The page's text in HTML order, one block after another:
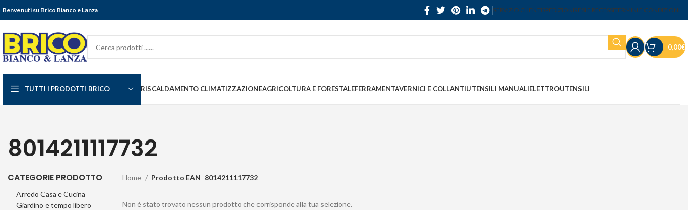
Benvenuti su Brico Bianco e Lanza SERVIZIO CLIENTISPEDIZIONIRESI E RECESSITERMINI E CONDIZIONI
0,00€
TUTTI I PRODOTTI BRICO RISCALDAMENTO CLIMATIZZAZIONEAGRICOLTURA E FORESTALEFERRAMENTAVERNICI E COLLANTIUTENSILI MANUALIELETTROUTENSILI
8014211117732
CATEGORIE PRODOTTO
Arredo Casa e Cucina
Giardino e tempo libero
Home Prodotto EAN 8014211117732
Non è stato trovato nessun prodotto che corrisponde alla tua selezione.